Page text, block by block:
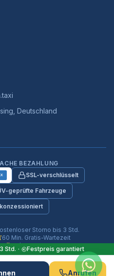
Deutschland
BEZAHLUNG
SSL-verschlüsselt
geprüfte Fahrzeuge
Storno bis 3 Std.
60 Min. Gratis-Wartezeit
24/7 Telefon & WhatsApp
Alle Rechte vorbehalten.
Std. · Festpreis garantiert
Anrufen